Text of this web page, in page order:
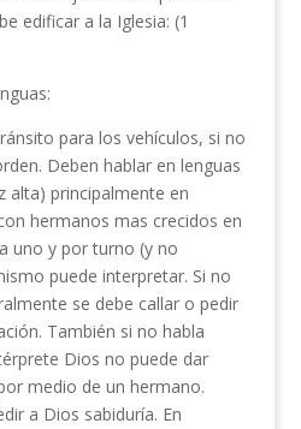
edificar a la Iglesia: (1
para los vehículos, si no
Deben hablar en lenguas
alta) principalmente en
hermanos mas crecidos en
uno y por turno (y no
puede interpretar. Si no
se debe callar o pedir
También si no habla
Dios no puede dar
medio de un hermano.
a Dios sabiduría. En